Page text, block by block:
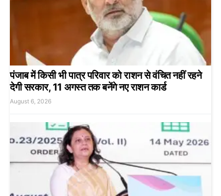
पंजाब में किसी भी पात्र परिवार को राशन से वंचित नहीं रहने
देगी सरकार, 11 अगस्त तक बनेंगे नए राशन कार्ड
August 6, 2026